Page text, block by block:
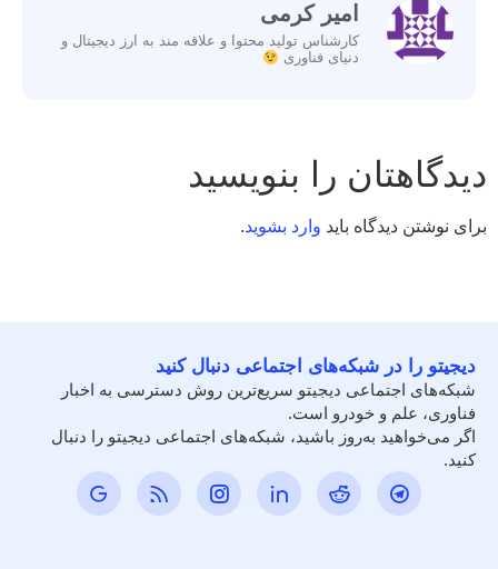
امیر کرمی
کارشناس تولید محتوا و علاقه مند به ارز دیجیتال و
دنیای فناوری
دیدگاهتان را بنویسید
برای نوشتن دیدگاه باید وارد بشوید.
دیجیتو را در شبکه‌های اجتماعی دنبال کنید
شبکه‌های اجتماعی دیجیتو سریع‌ترین روش دسترسی به اخبار
فناوری، علم و خودرو است.
اگر می‌خواهید به‌روز باشید، شبکه‌های اجتماعی دیجیتو را دنبال
کنید.